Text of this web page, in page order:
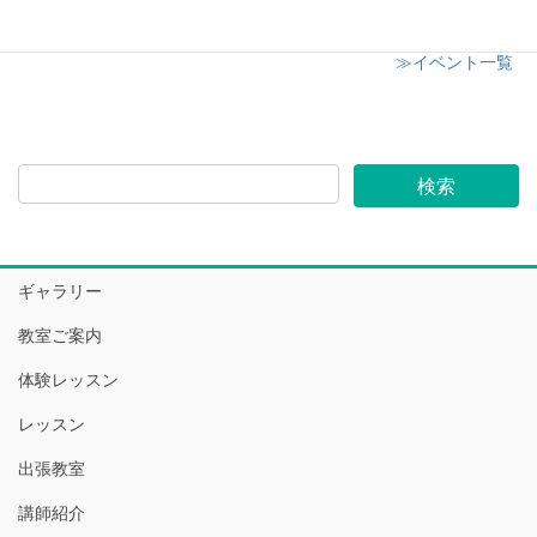
≫イベント一覧
ギャラリー
教室ご案内
体験レッスン
レッスン
出張教室
講師紹介